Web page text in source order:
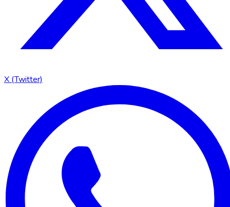
X (Twitter)